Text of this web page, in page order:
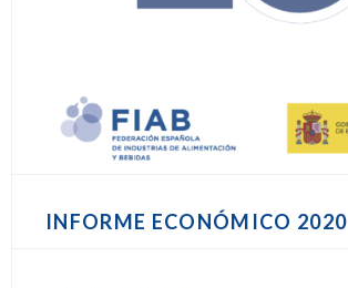
INFORME ECONÓMICO 2020